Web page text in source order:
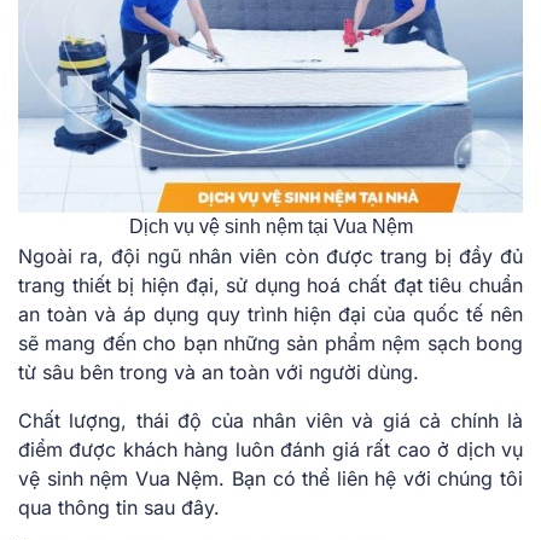
Dịch vụ vệ sinh nệm tại Vua Nệm
Ngoài ra, đội ngũ nhân viên còn được trang bị đầy đủ
trang thiết bị hiện đại, sử dụng hoá chất đạt tiêu chuẩn
an toàn và áp dụng quy trình hiện đại của quốc tế nên
sẽ mang đến cho bạn những sản phẩm nệm sạch bong
từ sâu bên trong và an toàn với người dùng.
Chất lượng, thái độ của nhân viên và giá cả chính là
điểm được khách hàng luôn đánh giá rất cao ở dịch vụ
vệ sinh nệm Vua Nệm. Bạn có thể liên hệ với chúng tôi
qua thông tin sau đây.